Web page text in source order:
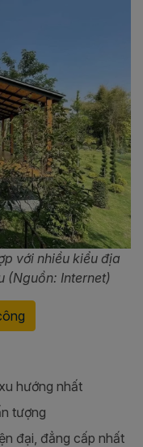
với nhiều kiểu địa
(Nguồn: Internet)
xu hướng nhất
tượng
đại, đẳng cấp nhất